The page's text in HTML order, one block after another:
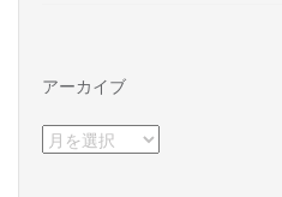
アーカイブ
ア
ー